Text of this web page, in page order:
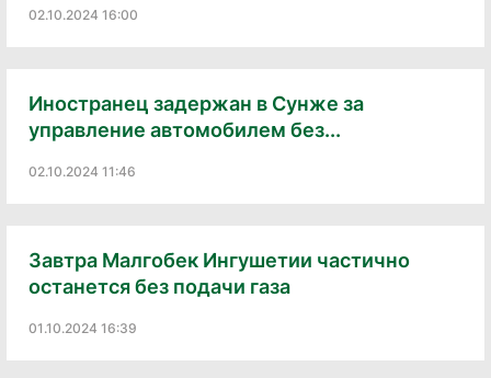
02.10.2024 16:00
Иностранец задержан в Сунже за
управление автомобилем без...
02.10.2024 11:46
Завтра Малгобек Ингушетии частично
останется без подачи газа
01.10.2024 16:39